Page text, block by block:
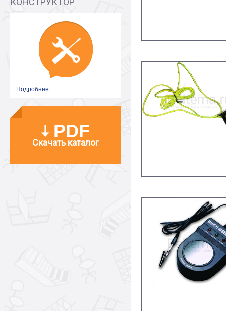
Подробнее
PDF
Скачать каталог